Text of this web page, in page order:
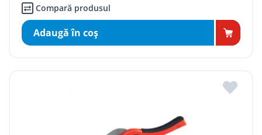
Compară produsul
Adaugă în coş